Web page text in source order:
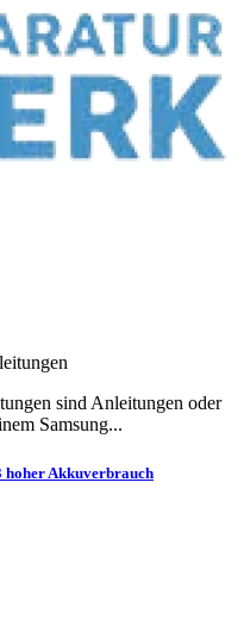
sind Anleitungen oder
Samsung...
hoher Akkuverbrauch